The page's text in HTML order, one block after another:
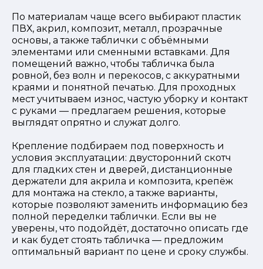
По материалам чаще всего выбирают пластик
ПВХ, акрил, композит, металл, прозрачные
основы, а также таблички с объёмными
элементами или сменными вставками. Для
помещений важно, чтобы табличка была
ровной, без волн и перекосов, с аккуратными
краями и понятной печатью. Для проходных
мест учитываем износ, частую уборку и контакт
с руками — предлагаем решения, которые
выглядят опрятно и служат долго.
Крепление подбираем под поверхность и
условия эксплуатации: двусторонний скотч
для гладких стен и дверей, дистанционные
держатели для акрила и композита, крепёж
для монтажа на стекло, а также варианты,
которые позволяют заменить информацию без
полной переделки таблички. Если вы не
уверены, что подойдёт, достаточно описать где
и как будет стоять табличка — предложим
оптимальный вариант по цене и сроку службы.